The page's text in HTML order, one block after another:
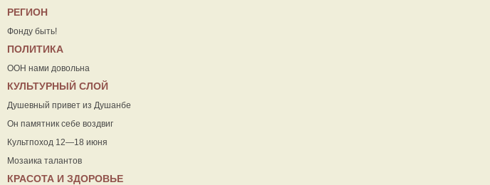
РЕГИОН
Фонду быть!
ПОЛИТИКА
ООН нами довольна
КУЛЬТУРНЫЙ СЛОЙ
Душевный привет из Душанбе
Он памятник себе воздвиг
Культпоход 12—18 июня
Мозаика талантов
КРАСОТА И ЗДОРОВЬЕ